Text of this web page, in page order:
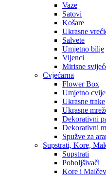
Vaze
Satovi
Košare
Ukrasne
Salvete
Umjetno bilje
Vijenci
Mirisne
Cvjećarna
Flower Box
Umjetno
Ukrasne trake
Ukrasne
Dekorativni
Dekorativni
Spužve za
Supstrati, Kore,
Supstrati
Poboljšivači
Kore i